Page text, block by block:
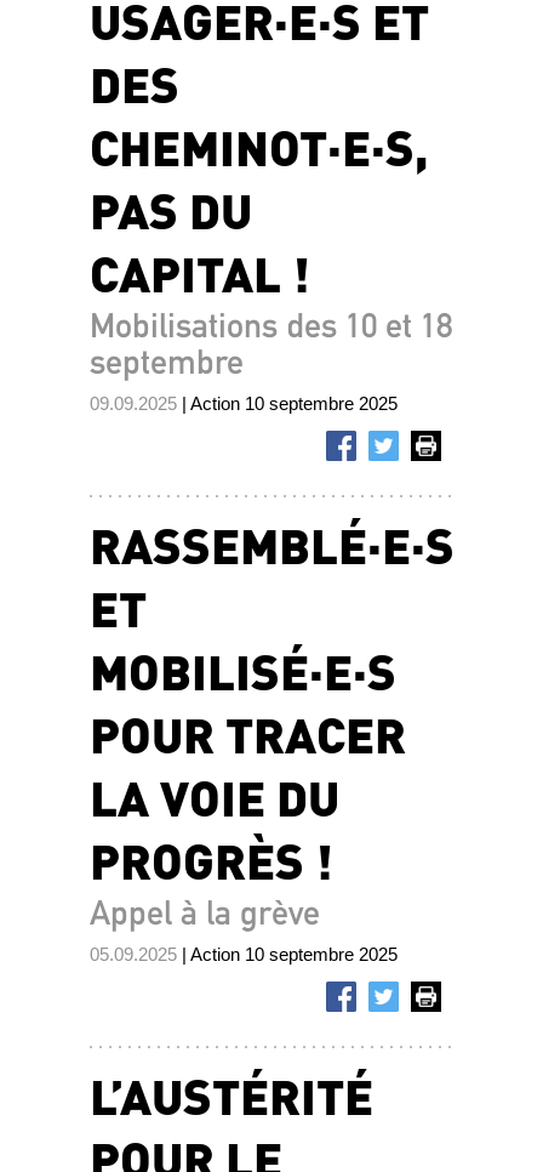
USAGER·E·S ET
DES
CHEMINOT·E·S,
PAS DU
CAPITAL !
Mobilisations des 10 et 18
septembre
09.09.2025 | Action 10 septembre 2025
RASSEMBLÉ·E·S
ET
MOBILISÉ·E·S
POUR TRACER
LA VOIE DU
PROGRÈS !
Appel à la grève
05.09.2025 | Action 10 septembre 2025
L’AUSTÉRITÉ
POUR LE